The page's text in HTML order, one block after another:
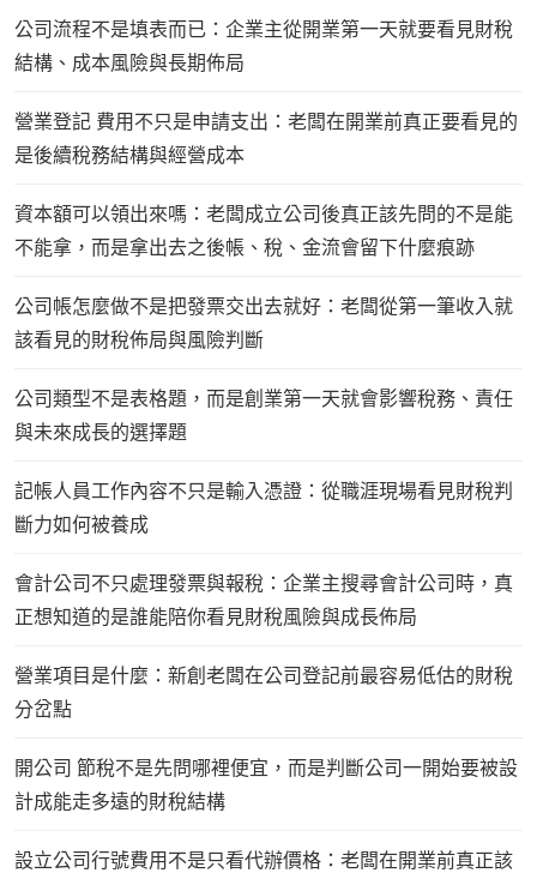
公司流程不是填表而已：企業主從開業第一天就要看見財稅
結構、成本風險與長期佈局
營業登記 費用不只是申請支出：老闆在開業前真正要看見的
是後續稅務結構與經營成本
資本額可以領出來嗎：老闆成立公司後真正該先問的不是能
不能拿，而是拿出去之後帳、稅、金流會留下什麼痕跡
公司帳怎麼做不是把發票交出去就好：老闆從第一筆收入就
該看見的財稅佈局與風險判斷
公司類型不是表格題，而是創業第一天就會影響稅務、責任
與未來成長的選擇題
記帳人員工作內容不只是輸入憑證：從職涯現場看見財稅判
斷力如何被養成
會計公司不只處理發票與報稅：企業主搜尋會計公司時，真
正想知道的是誰能陪你看見財稅風險與成長佈局
營業項目是什麼：新創老闆在公司登記前最容易低估的財稅
分岔點
開公司 節稅不是先問哪裡便宜，而是判斷公司一開始要被設
計成能走多遠的財稅結構
設立公司行號費用不是只看代辦價格：老闆在開業前真正該